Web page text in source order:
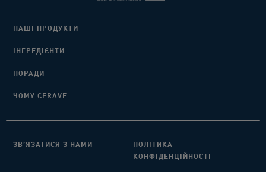
НАШІ ПРОДУКТИ
ІНГРЕДІЄНТИ​
ПОРАДИ​
ЧОМУ CERAVE
ЗВ’ЯЗАТИСЯ З НАМИ​
ПОЛІТИКА
КОНФІДЕНЦІЙНОСТІ